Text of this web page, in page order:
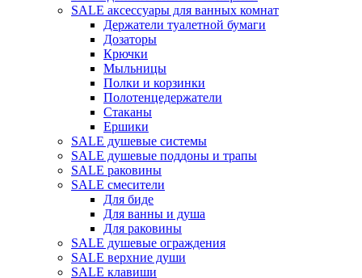
SALE аксессуары для ванных комнат
Держатели туалетной бумаги
Дозаторы
Крючки
Мыльницы
Полки и корзинки
Полотенцедержатели
Стаканы
Ершики
SALE душевые системы
SALE душевые поддоны и трапы
SALE раковины
SALE смесители
Для биде
Для ванны и душа
Для раковины
SALE душевые ограждения
SALE верхние души
SALE клавиши